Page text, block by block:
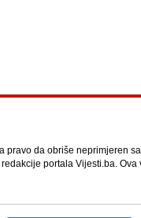
pravo da obriše neprimjeren
portala Vijesti.ba.